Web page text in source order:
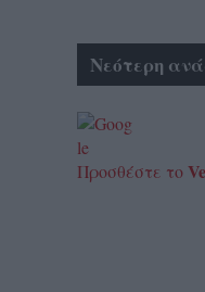
Νεότερη
Προσθέστε το